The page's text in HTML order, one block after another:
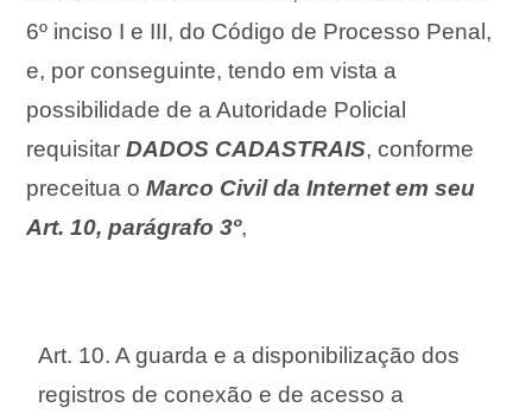
6º inciso I e III, do Código de Processo Penal,
e, por conseguinte, tendo em vista a
possibilidade de a Autoridade Policial
requisitarDADOS CADASTRAIS, conforme
preceitua oMarco Civil da Internet em seu
Art. 10, parágrafo 3º,
Art. 10. A guarda e a disponibilização dos
registros de conexão e de acesso a